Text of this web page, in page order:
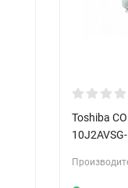
Toshiba